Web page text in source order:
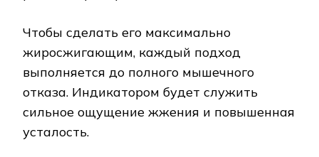
Чтобы сделать его максимально
жиросжигающим, каждый подход
выполняется до полного мышечного
отказа. Индикатором будет служить
сильное ощущение жжения и повышенная
усталость.